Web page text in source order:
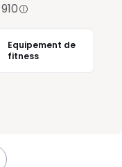
910
Equipement de
fitness